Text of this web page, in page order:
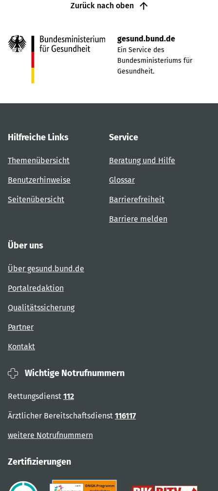
Zurück nach oben
gesund.bund.de
Ein Service des
Bundesministeriums für
Gesundheit.
Hilfreiche Links
Themenübersicht
Benutzerhinweise
Seitenübersicht
Service
Beratung und Hilfe
Glossar
Barrierefreiheit
Barriere melden
Über uns
Über gesund.bund.de
Portalredaktion
Qualitätssicherung
Partner
Kontakt
Wichtige Notrufnummern
Rettungsdienst 112
Ärztlicher Bereitschaftsdienst 116117
weitere Notrufnummern
Zertifizierungen